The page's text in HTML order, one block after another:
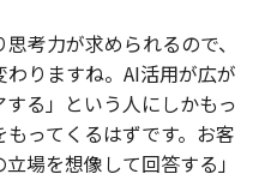
考力が求められるので、
りますね。AI活用が広が
る」という人にしかもっ
ってくるはずです。お客
場を想像して回答する」